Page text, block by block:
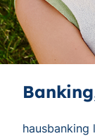
hausbanking